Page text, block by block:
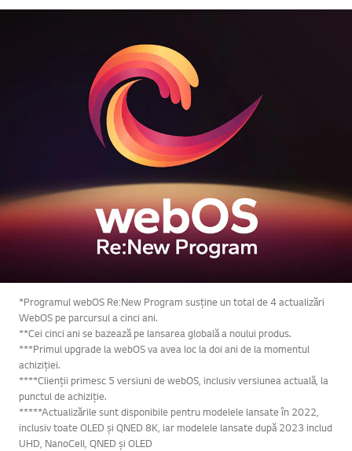
*Programul webOS Re:New Program susține un total de 4 actualizări
WebOS pe parcursul a cinci ani.
**Cei cinci ani se bazează pe lansarea globală a noului produs.
***Primul upgrade la webOS va avea loc la doi ani de la momentul
achiziției.
****Clienții primesc 5 versiuni de webOS, inclusiv versiunea actuală, la
punctul de achiziție.
*****Actualizările sunt disponibile pentru modelele lansate în 2022,
inclusiv toate OLED și QNED 8K, iar modelele lansate după 2023 includ
UHD, NanoCell, QNED și OLED